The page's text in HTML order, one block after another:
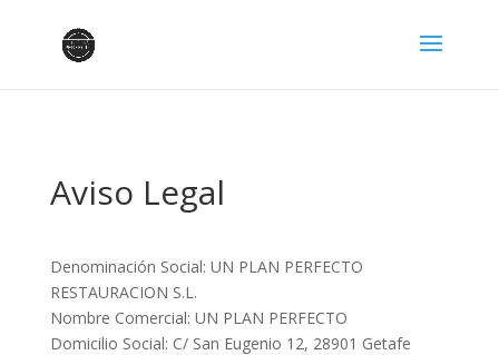
Aviso Legal
Denominación Social: UN PLAN PERFECTO
RESTAURACION S.L.
Nombre Comercial: UN PLAN PERFECTO
Domicilio Social: C/ San Eugenio 12, 28901 Getafe